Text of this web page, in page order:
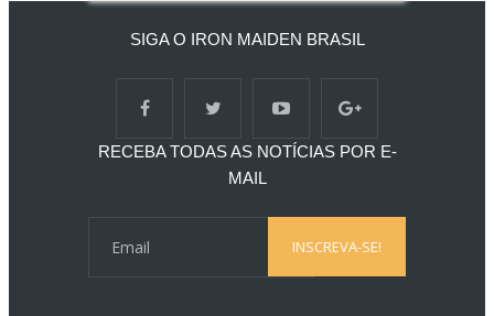
SIGA O IRON MAIDEN BRASIL
RECEBA TODAS AS NOTÍCIAS POR E-
MAIL